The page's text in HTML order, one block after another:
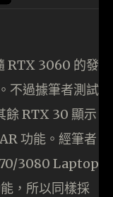
RTX 3060 的發
不過據筆者測試
餘 RTX 30 顯示
功能。經筆者
3080 Laptop
，所以同樣採